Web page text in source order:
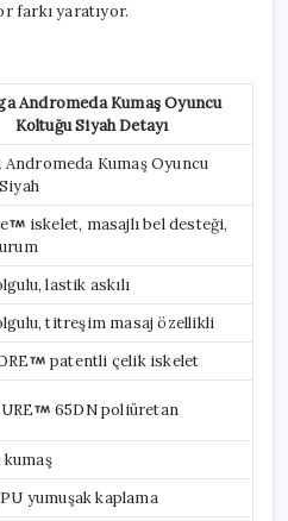
farkı yaratıyor.
Andromeda Kumaş Oyuncu
Koltuğu Siyah Detayı
Andromeda Kumaş Oyuncu
iskelet, masajlı bel desteği,
lastik askılı
titreşim masaj özellikli
patentli çelik iskelet
65DN poliüretan
kumaş
yumuşak kaplama